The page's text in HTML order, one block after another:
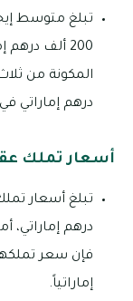
200 ألف
درهم إماراتي
أسعار تملك
درهم إماراتي،
فإن سعر
إماراتياً.